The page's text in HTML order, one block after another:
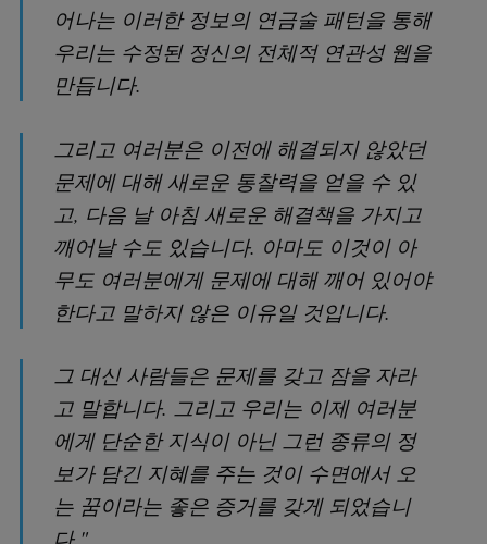
어나는 이러한 정보의 연금술 패턴을 통해
우리는 수정된 정신의 전체적 연관성 웹을
만듭니다.
그리고 여러분은 이전에 해결되지 않았던
문제에 대해 새로운 통찰력을 얻을 수 있
고, 다음 날 아침 새로운 해결책을 가지고
깨어날 수도 있습니다. 아마도 이것이 아
무도 여러분에게 문제에 대해 깨어 있어야
한다고 말하지 않은 이유일 것입니다.
그 대신 사람들은 문제를 갖고 잠을 자라
고 말합니다. 그리고 우리는 이제 여러분
에게 단순한 지식이 아닌 그런 종류의 정
보가 담긴 지혜를 주는 것이 수면에서 오
는 꿈이라는 좋은 증거를 갖게 되었습니
다."